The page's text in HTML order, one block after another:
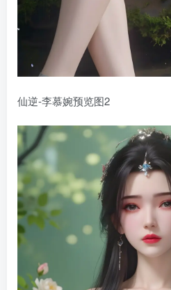
仙逆-李慕婉预览图2